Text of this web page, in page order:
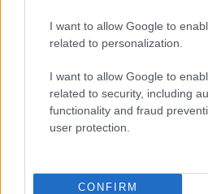
I want to allow Google to
related to personalization.
I want to allow Google to
related to security, including
functionality and fraud
user protection.
CONFIRM